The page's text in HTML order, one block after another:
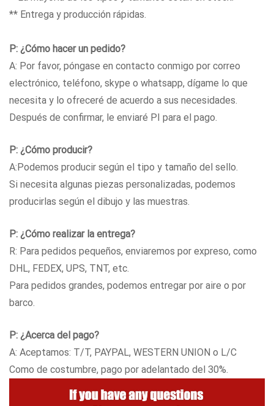
** Entrega y producción rápidas.
P: ¿Cómo hacer un pedido?
A: Por favor, póngase en contacto conmigo por correo
electrónico, teléfono, skype o whatsapp, dígame lo que
necesita y lo ofreceré de acuerdo a sus necesidades.
Después de confirmar, le enviaré PI para el pago.
P: ¿Cómo producir?
A:Podemos producir según el tipo y tamaño del sello.
Si necesita algunas piezas personalizadas, podemos
producirlas según el dibujo y las muestras.
P: ¿Cómo realizar la entrega?
R: Para pedidos pequeños, enviaremos por expreso, como
DHL, FEDEX, UPS, TNT, etc.
Para pedidos grandes, podemos entregar por aire o por
barco.
P: ¿Acerca del pago?
A: Aceptamos: T/T, PAYPAL, WESTERN UNION o L/C
Como de costumbre, pago por adelantado del 30%.